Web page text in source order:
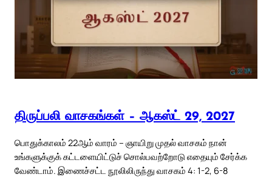
திருப்பலி வாசகங்கள் – ஆகஸ்ட் 29, 2027
பொதுக்காலம் 22ஆம் வாரம் – ஞாயிறு முதல் வாசகம் நான்
உங்களுக்குக் கட்டளையிட்டுச் சொல்பவற்றோடு எதையும் சேர்க்க
வேண்டாம். இணைச்சட்ட நூலிலிருந்து வாசகம் 4: 1-2, 6-8